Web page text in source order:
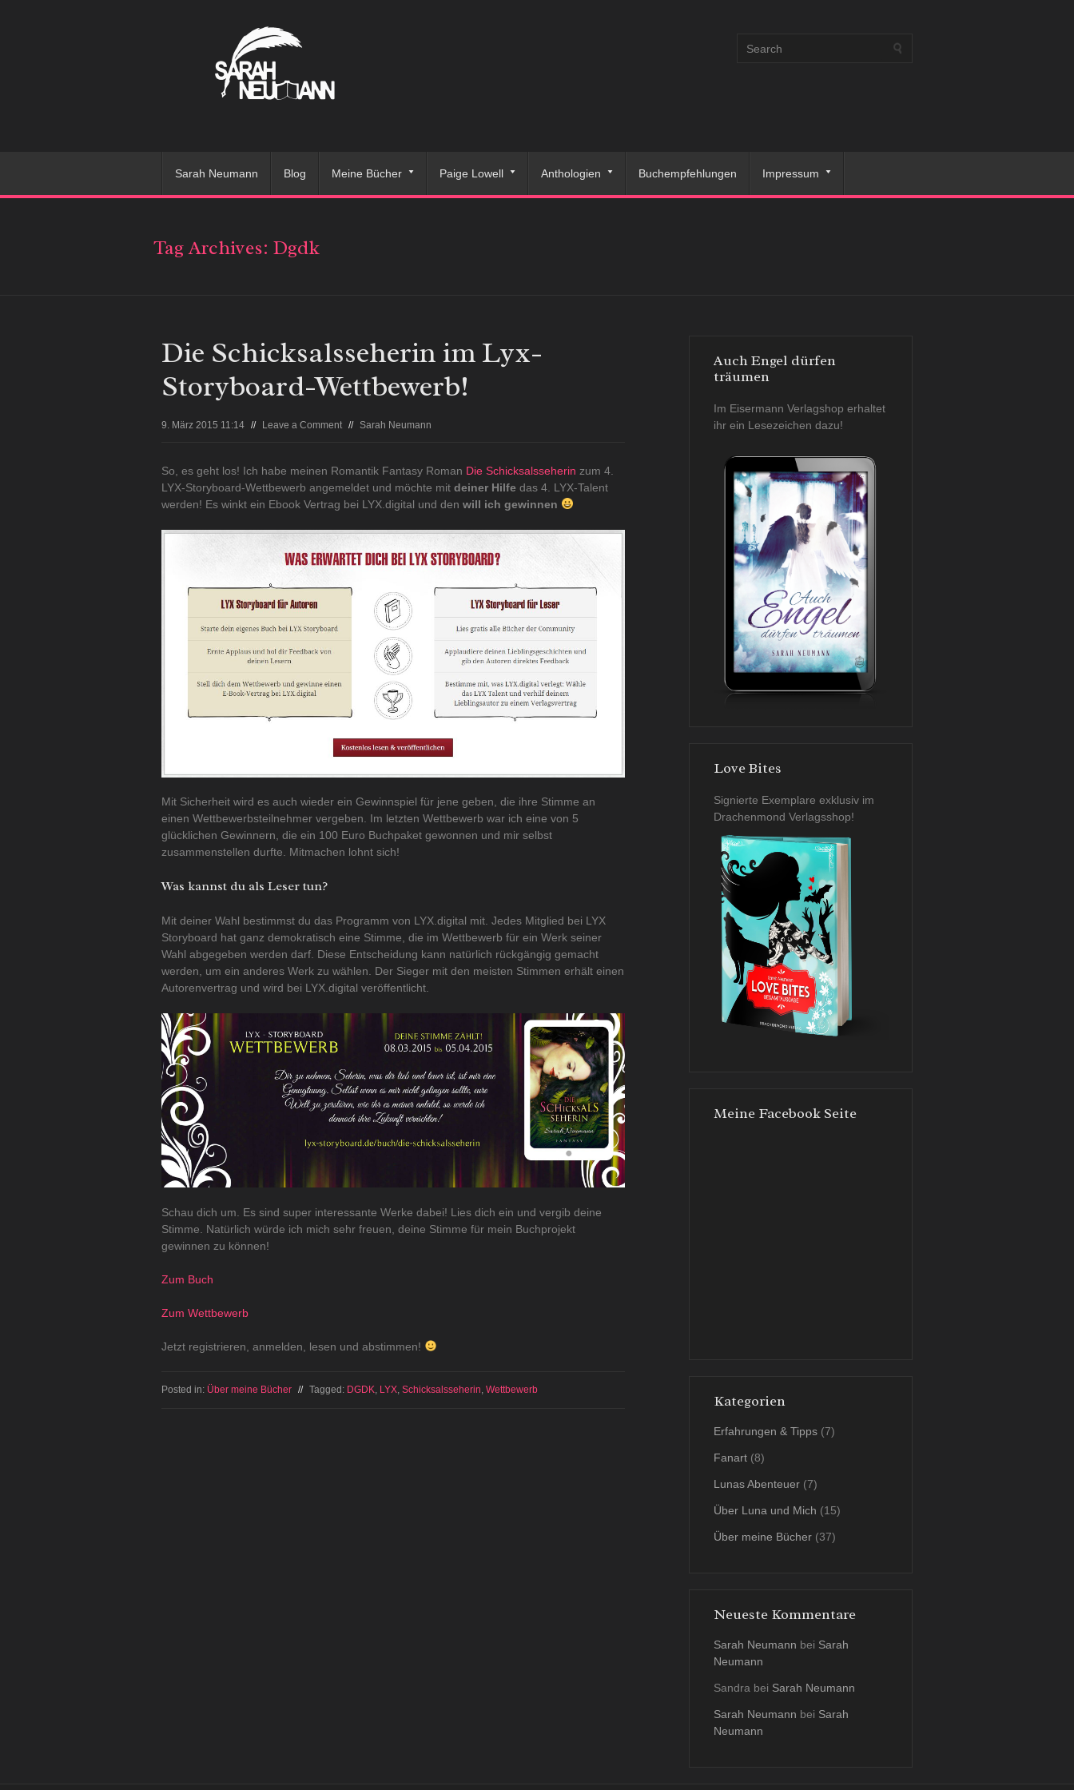
Sarah Neumann Blog Meine Bücher Paige Lowell Anthologien Buchempfehlungen Impressum
Tag Archives: Dgdk
Die Schicksalsseherin im Lyx-
Storyboard-Wettbewerb!
9. März 2015 11:14 // Leave a Comment // Sarah Neumann
So, es geht los! Ich habe meinen Romantik Fantasy Roman Die Schicksalsseherin zum 4.
LYX-Storyboard-Wettbewerb angemeldet und möchte mit deiner Hilfe das 4. LYX-Talent
werden! Es winkt ein Ebook Vertrag bei LYX.digital und den will ich gewinnen
Mit Sicherheit wird es auch wieder ein Gewinnspiel für jene geben, die ihre Stimme an
einen Wettbewerbsteilnehmer vergeben. Im letzten Wettbewerb war ich eine von 5
glücklichen Gewinnern, die ein 100 Euro Buchpaket gewonnen und mir selbst
zusammenstellen durfte. Mitmachen lohnt sich!
Was kannst du als Leser tun?
Mit deiner Wahl bestimmst du das Programm von LYX.digital mit. Jedes Mitglied bei LYX
Storyboard hat ganz demokratisch eine Stimme, die im Wettbewerb für ein Werk seiner
Wahl abgegeben werden darf. Diese Entscheidung kann natürlich rückgängig gemacht
werden, um ein anderes Werk zu wählen. Der Sieger mit den meisten Stimmen erhält einen
Autorenvertrag und wird bei LYX.digital veröffentlicht.
Schau dich um. Es sind super interessante Werke dabei! Lies dich ein und vergib deine
Stimme. Natürlich würde ich mich sehr freuen, deine Stimme für mein Buchprojekt
gewinnen zu können!
Zum Buch
Zum Wettbewerb
Jetzt registrieren, anmelden, lesen und abstimmen!
Posted in: Über meine Bücher // Tagged: DGDK LYX Schicksalsseherin Wettbewerb
Auch Engel dürfen
träumen
Im Eisermann Verlagshop erhaltet
ihr ein Lesezeichen dazu!
Love Bites
Signierte Exemplare exklusiv im
Drachenmond Verlagsshop!
Meine Facebook Seite
Kategorien
Erfahrungen & Tipps (7)
Fanart (8)
Lunas Abenteuer (7)
Über Luna und Mich (15)
Über meine Bücher (37)
Neueste Kommentare
Sarah Neumann bei Sarah
Neumann
Sandra bei Sarah Neumann
Sarah Neumann bei Sarah
Neumann